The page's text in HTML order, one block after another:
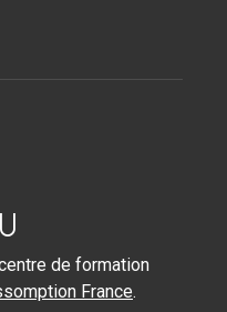
de formation
France.